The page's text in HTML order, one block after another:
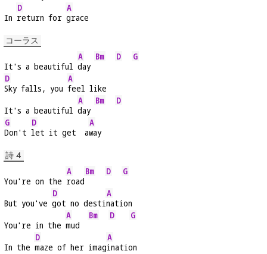
In
D
return for
A
grace
コーラス
It's a beautiful
A
day
Bm D
G
D
Sky falls, you
A
feel like
It's a beautiful
A
day
Bm
D
G
Don't
D
let it get  a
A
way
詩 4
You're on the
A
road
Bm D G
But you've
D
got no desti
A
nation
You're in the
A
mud
Bm D G
In the
D
maze of her imag
A
ination